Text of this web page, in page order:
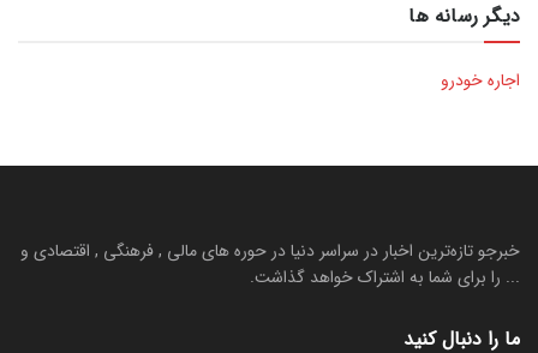
دیگر رسانه ها
اجاره خودرو
خبرجو تازه‌ترین اخبار در سراسر دنیا در حوره های مالی , فرهنگی , اقتصادی و
... را برای شما به اشتراک خواهد گذاشت.
ما را دنبال کنید